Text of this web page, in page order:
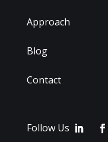
Approach
Blog
Contact
Follow Us